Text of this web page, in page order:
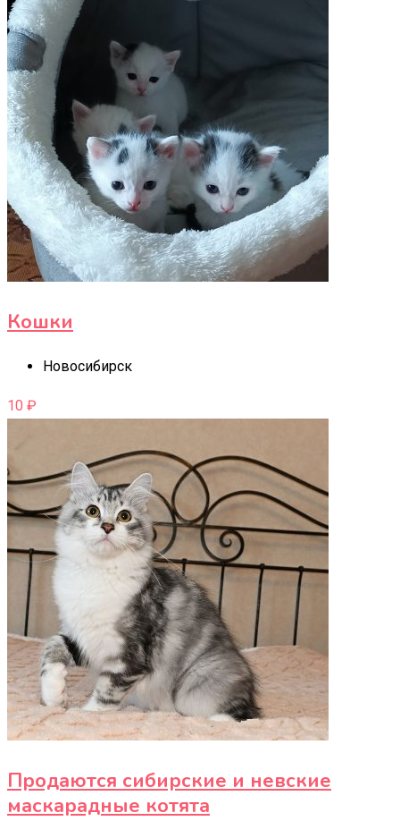
Кошки
Новосибирск
10 ₽
Продаются сибирские и невские
маскарадные котята